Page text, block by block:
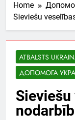
Home
Sieviešu
ATBALSTS
ДОПОМОГА